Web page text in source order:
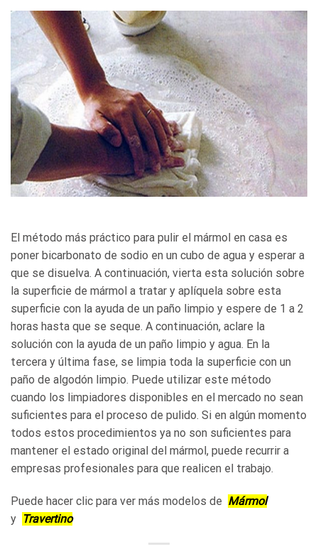
El método más práctico para pulir el mármol en casa es
poner bicarbonato de sodio en un cubo de agua y esperar a
que se disuelva. A continuación, vierta esta solución sobre
la superficie de mármol a tratar y aplíquela sobre esta
superficie con la ayuda de un paño limpio y espere de 1 a 2
horas hasta que se seque. A continuación, aclare la
solución con la ayuda de un paño limpio y agua. En la
tercera y última fase, se limpia toda la superficie con un
paño de algodón limpio. Puede utilizar este método
cuando los limpiadores disponibles en el mercado no sean
suficientes para el proceso de pulido. Si en algún momento
todos estos procedimientos ya no son suficientes para
mantener el estado original del mármol, puede recurrir a
empresas profesionales para que realicen el trabajo.
Puede hacer clic para ver más modelos de Mármol
y Travertino